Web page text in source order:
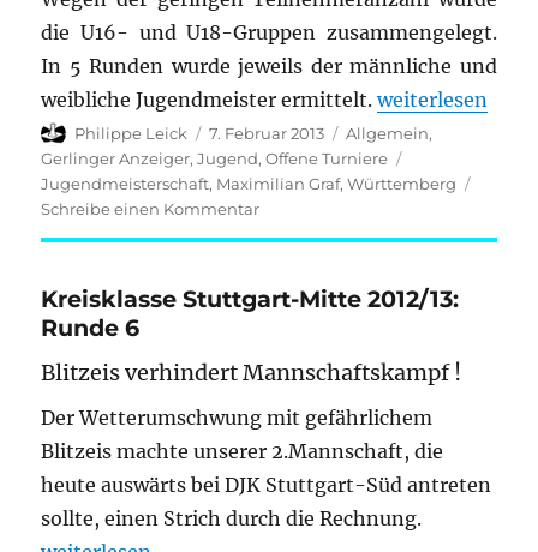
die U16- und U18-Gruppen zusammengelegt.
In 5 Runden wurde jeweils der männliche und
weibliche Jugendmeister ermittelt.„Maximilian
weiterlesen
Autor
Philippe Leick
Veröffentlicht
am
7. Februar 2013 Kategorien
Allgemein,
Gerlinger Anzeiger,Jugend,Offene Turniere
Jugendmeisterschaft, Maximilian Graf,Württemberg
Schreibe einen Kommentarzu
für
Württembergische
Schachjugendmeisterschaft
qualifiziert
Kreisklasse Stuttgart-Mitte 2012/13:
Runde 6
Blitzeis verhindert Mannschaftskampf !
Der Wetterumschwung mit gefährlichem
Blitzeis machte unserer 2.Mannschaft, die
heute auswärts bei DJK Stuttgart-Süd antreten
sollte, einen Strich durch die Rechnung.